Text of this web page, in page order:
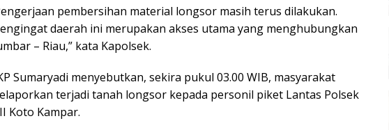
pembersihan material longsor masih terus dilakukan.
daerah ini merupakan akses utama yang menghubungkan
– Riau,” kata Kapolsek.
Sumaryadi menyebutkan, sekira pukul 03.00 WIB, masyarakat
terjadi tanah longsor kepada personil piket Lantas Polsek
Koto Kampar.